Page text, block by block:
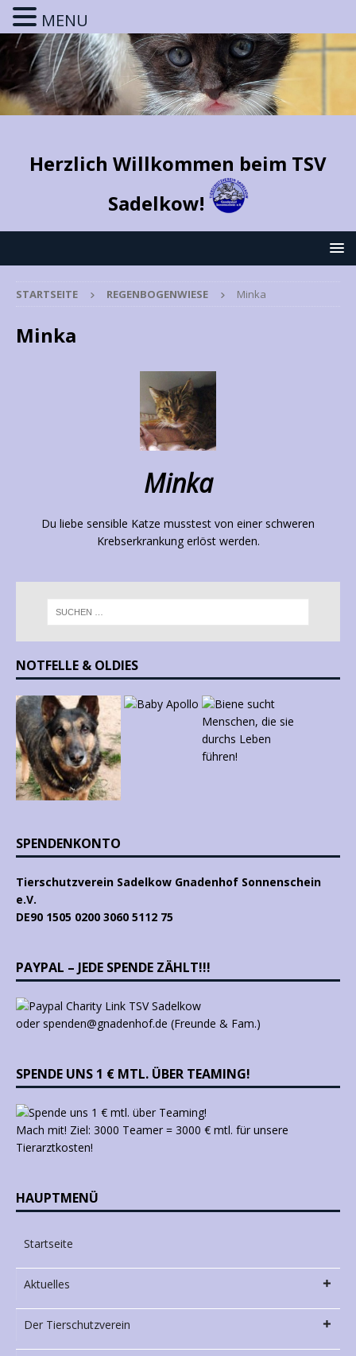
Herzlich Willkommen beim TSV
Sadelkow!
STARTSEITE REGENBOGENWIESE Minka
Minka
Minka
Du liebe sensible Katze musstest von einer schweren
Krebserkrankung erlöst werden.
NOTFELLE & OLDIES
SPENDENKONTO
Tierschutzverein Sadelkow Gnadenhof Sonnenschein
e.V.
DE90 1505 0200 3060 5112 75
PAYPAL – JEDE SPENDE ZÄHLT!!!
oder spenden@gnadenhof.de (Freunde & Fam.)
SPENDE UNS 1 € MTL. ÜBER TEAMING!
Mach mit! Ziel: 3000 Teamer = 3000 € mtl. für unsere
Tierarztkosten!
HAUPTMENÜ
Startseite
Aktuelles
Der Tierschutzverein
MENU